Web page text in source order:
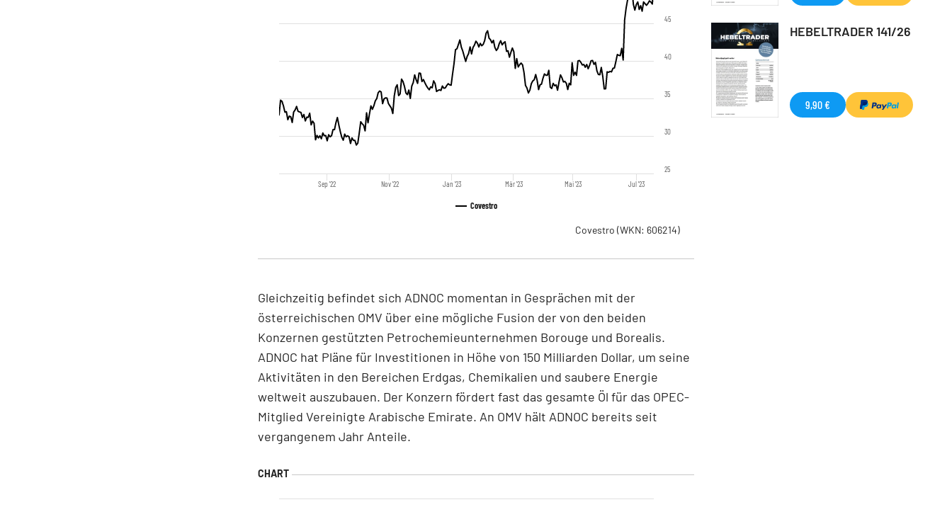
Covestro
Sep '22 Nov '22 Jan '23 Mär '23 Mai '23 Jul '23
25
30
35
40
45
Covestro (WKN: 606214)
Gleichzeitig befindet sich ADNOC momentan in Gesprächen mit der
österreichischen OMV über eine mögliche Fusion der von den beiden
Konzernen gestützten Petrochemieunternehmen Borouge und Borealis.
ADNOC hat Pläne für Investitionen in Höhe von 150 Milliarden Dollar, um seine
Aktivitäten in den Bereichen Erdgas, Chemikalien und saubere Energie
weltweit auszubauen. Der Konzern fördert fast das gesamte Öl für das OPEC-
Mitglied Vereinigte Arabische Emirate. An OMV hält ADNOC bereits seit
vergangenem Jahr Anteile.
HEBELTRADER 141/26
9,90 €